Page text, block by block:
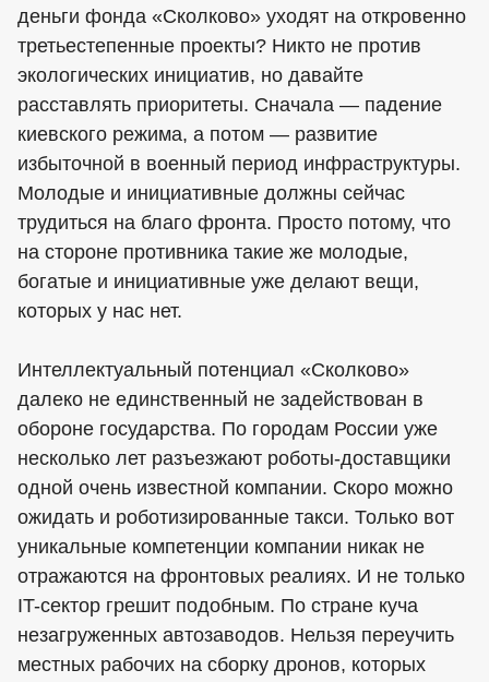
деньги фонда «Сколково» уходят на откровенно
третьестепенные проекты? Никто не против
экологических инициатив, но давайте
расставлять приоритеты. Сначала — падение
киевского режима, а потом — развитие
избыточной в военный период инфраструктуры.
Молодые и инициативные должны сейчас
трудиться на благо фронта. Просто потому, что
на стороне противника такие же молодые,
богатые и инициативные уже делают вещи,
которых у нас нет.
Интеллектуальный потенциал «Сколково»
далеко не единственный не задействован в
обороне государства. По городам России уже
несколько лет разъезжают роботы-доставщики
одной очень известной компании. Скоро можно
ожидать и роботизированные такси. Только вот
уникальные компетенции компании никак не
отражаются на фронтовых реалиях. И не только
IT-сектор грешит подобным. По стране куча
незагруженных автозаводов. Нельзя переучить
местных рабочих на сборку дронов, которых